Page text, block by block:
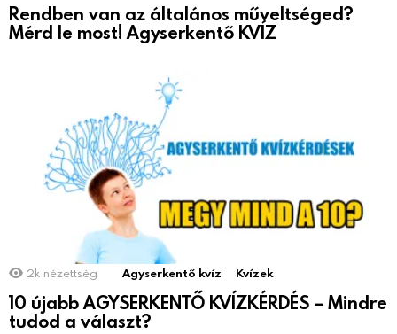
Rendben van az általános műveltséged?
Mérd le most! Agyserkentő KVÍZ
2k nézettség Agyserkentő kvíz Kvízek
10 újabb AGYSERKENTŐ KVÍZKÉRDÉS – Mindre
tudod a választ?